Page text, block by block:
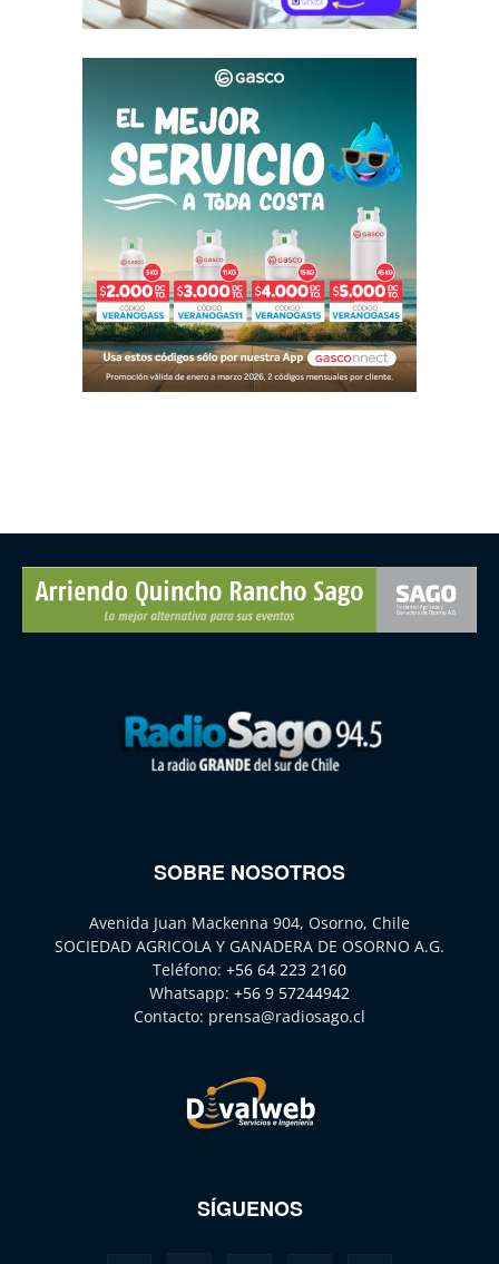
SOBRE NOSOTROS
Avenida Juan Mackenna 904, Osorno, Chile
SOCIEDAD AGRICOLA Y GANADERA DE OSORNO A.G.
Teléfono: +56 64 223 2160
Whatsapp: +56 9 57244942
Contacto: prensa@radiosago.cl
SÍGUENOS